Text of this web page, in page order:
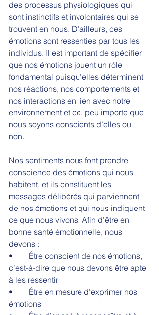
des processus physiologiques qui
sont instinctifs et involontaires qui se
trouvent en nous. D’ailleurs, ces
émotions sont ressenties par tous les
individus. Il est important de spécifier
que nos émotions jouent un rôle
fondamental puisqu’elles déterminent
nos réactions, nos comportements et
nos interactions en lien avec notre
environnement et ce, peu importe que
nous soyons conscients d’elles ou
non.
Nos sentiments nous font prendre
conscience des émotions qui nous
habitent, et ils constituent les
messages délibérés qui parviennent
de nos émotions et qui nous indiquent
ce que nous vivons. Afin d’être en
bonne santé émotionnelle, nous
devons :
•	Être conscient de nos émotions,
c’est-à-dire que nous devons être apte
à les ressentir
•	Être en mesure d’exprimer nos
émotions